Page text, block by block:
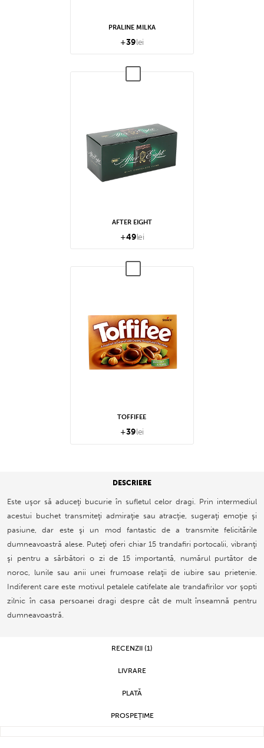
PRALINE MILKA
+39lei
AFTER EIGHT
+49lei
TOFFIFEE
+39lei
DESCRIERE
Este uşor să aduceţi bucurie în sufletul celor dragi. Prin intermediul
acestui buchet transmiteţi admiraţie sau atracţie, sugeraţi emoţie şi
pasiune, dar este şi un mod fantastic de a transmite felicitările
dumneavoastră alese. Puteţi oferi chiar 15 trandafiri portocalii, vibranţi
şi pentru a sărbători o zi de 15 importantă, numărul purtător de
noroc, lunile sau anii unei frumoase relaţii de iubire sau prietenie.
Indiferent care este motivul petalele catifelate ale trandafirilor vor şopti
zilnic în casa persoanei dragi despre cât de mult înseamnă pentru
dumneavoastră.
RECENZII (1)
LIVRARE
PLATĂ
PROSPEȚIME